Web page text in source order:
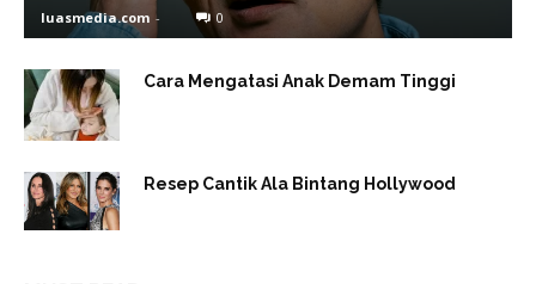
luasmedia.com - 0
Cara Mengatasi Anak Demam Tinggi
Resep Cantik Ala Bintang Hollywood